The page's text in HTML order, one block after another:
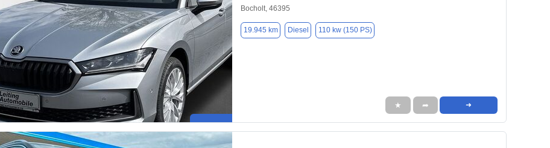
Bocholt, 46395
19.945 km Diesel 110 kw (150 PS)
★ ➦ ➜